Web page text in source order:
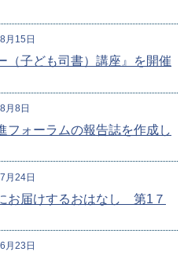
月15日
（子ども司書）講座』を開催
月8日
フォーラムの報告誌を作成し
月24日
お届けするおはなし 第1７
月23日